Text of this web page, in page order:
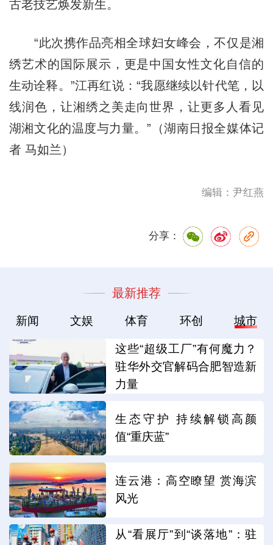
古老技艺焕发新生。
“此次携作品亮相全球妇女峰会，不仅是湘
绣艺术的国际展示，更是中国女性文化自信的
生动诠释。”江再红说：“我愿继续以针代笔，以
线润色，让湘绣之美走向世界，让更多人看见
湖湘文化的温度与力量。”（湖南日报全媒体记
者 马如兰）
编辑：尹红燕
分享：
最新推荐
新闻 文娱 体育 环创 城市
这些“超级工厂”有何魔力？
驻华外交官解码合肥智造新
力量
生态守护 持续解锁高颜
值“重庆蓝”
连云港：高空瞭望 赏海滨
风光
从“看展厅”到“谈落地”：驻